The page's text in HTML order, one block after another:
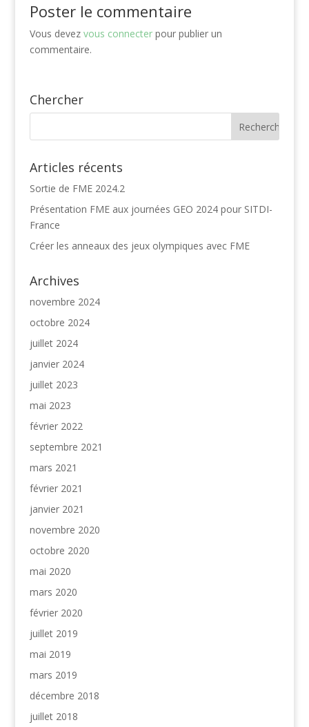
Poster le commentaire
Vous devez vous connecterpour publier un
commentaire.
Chercher
Articles récents
Sortie de FME 2024.2
Présentation FME aux journées GEO 2024 pour SITDI-
France
Créer les anneaux des jeux olympiques avec FME
Archives
novembre 2024
octobre 2024
juillet 2024
janvier 2024
juillet 2023
mai 2023
février 2022
septembre 2021
mars 2021
février 2021
janvier 2021
novembre 2020
octobre 2020
mai 2020
mars 2020
février 2020
juillet 2019
mai 2019
mars 2019
décembre 2018
juillet 2018